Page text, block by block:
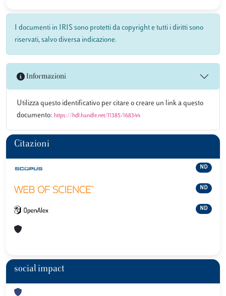
I documenti in IRIS sono protetti da copyright e tutti i diritti sono
riservati, salvo diversa indicazione.
Informazioni
Utilizza questo identificativo per citare o creare un link a questo
documento: https://hdl.handle.net/11385/168344
Citazioni
ND
ND
ND
social impact